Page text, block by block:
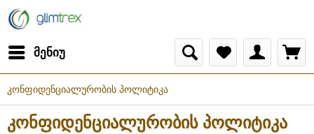
მენიუ
კონფიდენციალურობის პოლიტიკა
კონფიდენციალურობის პოლიტიკა